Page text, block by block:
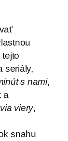
seriály,
s nami,
a
viery,
snahu